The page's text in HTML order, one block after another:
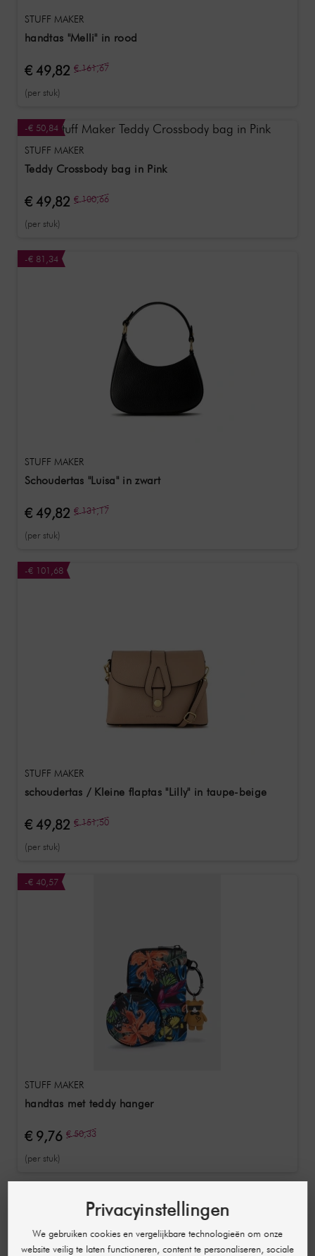
STUFF MAKER
handtas "Melli" in rood
€ 49,82 € 161,67
(per stuk)
-€ 50,84
STUFF MAKER
Teddy Crossbody bag in Pink
€ 49,82 € 100,66
(per stuk)
-€ 81,34
STUFF MAKER
Schoudertas "Luisa" in zwart
€ 49,82 € 131,17
(per stuk)
-€ 101,68
STUFF MAKER
schoudertas / Kleine flaptas "Lilly" in taupe-beige
€ 49,82 € 151,50
(per stuk)
-€ 40,57
STUFF MAKER
handtas met teddy hanger
€ 9,76 € 50,33
(per stuk)
Privacyinstellingen
We gebruiken cookies en vergelijkbare technologieën om onze
website veilig te laten functioneren, content te personaliseren, sociale